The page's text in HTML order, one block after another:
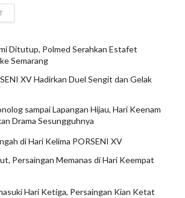
Ditutup, Polmed Serahkan Estafet
Semarang
XV Hadirkan Duel Sengit dan Gelak
sampai Lapangan Hijau, Hari Keenam
Drama Sesungguhnya
di Hari Kelima PORSENI XV
Persaingan Memanas di Hari Keempat
Hari Ketiga, Persaingan Kian Ketat